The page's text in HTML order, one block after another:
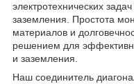
электротехнических
заземления. Простота
материалов и
решением для
и заземления.
Наш соединитель